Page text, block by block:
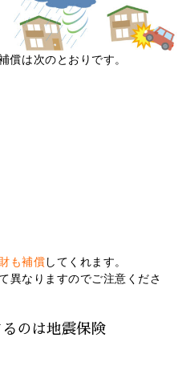
償は次のとおりです。
も補償してくれます。
異なりますのでご注意くださ
のは地震保険